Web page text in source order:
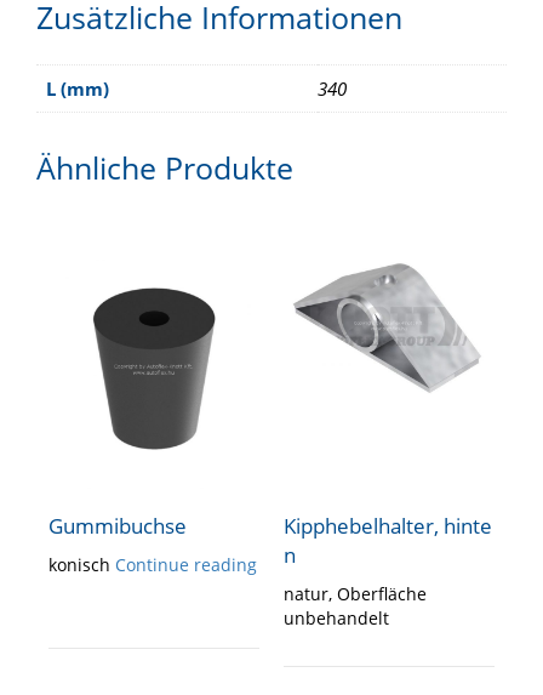
Zusätzliche Informationen
L (mm) 340
Ähnliche Produkte
Gummibuchse
konisch Continue reading
Kipphebelhalter, hinte
n
natur, Oberfläche
unbehandelt